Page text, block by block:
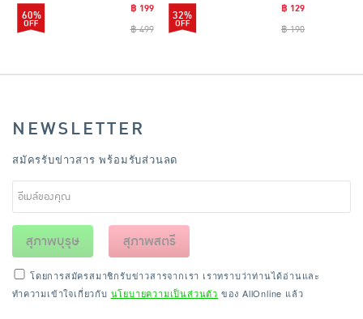
60%
฿ 199
฿ 499
32%
฿ 129
฿ 190
NEWSLETTER
สมัครรับข่าวสาร พร้อมรับส่วนลด
สุภาพบุรุษ สุภาพสตรี
โดยการสมัครสมาชิกรับข่าวสารจากเรา เราทราบว่าท่านได้อ่านและ
ทำความเข้าใจเกี่ยวกับ นโยบายความเป็นส่วนตัว ของ AllOnline แล้ว